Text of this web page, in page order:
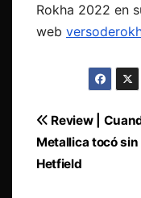
Rokha 2022 en
web
de
Review |
Metallica tocó sin
Hetfield